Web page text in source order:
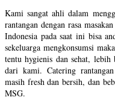
Kami sangat ahli dalam
rantangan dengan rasa
Indonesia pada saat ini bisa
sekeluarga mengkonsumsi
tentu hygienis dan sehat, lebih
dari kami. Catering
masih fresh dan bersih, dan
MSG.